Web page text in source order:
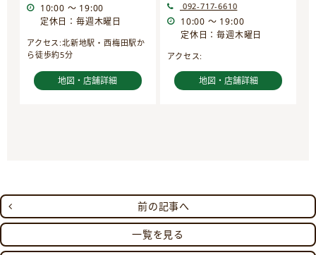
10:00 ～ 19:00
定休日：毎週木曜日
アクセス:北新地駅・西梅田駅か
ら徒歩約5分
地図・店舗詳細
092-717-6610
10:00 ～ 19:00
定休日：毎週木曜日
アクセス:
地図・店舗詳細
前の記事へ
一覧を見る